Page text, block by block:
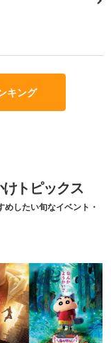
キング
トピックス
したい旬なイベント・